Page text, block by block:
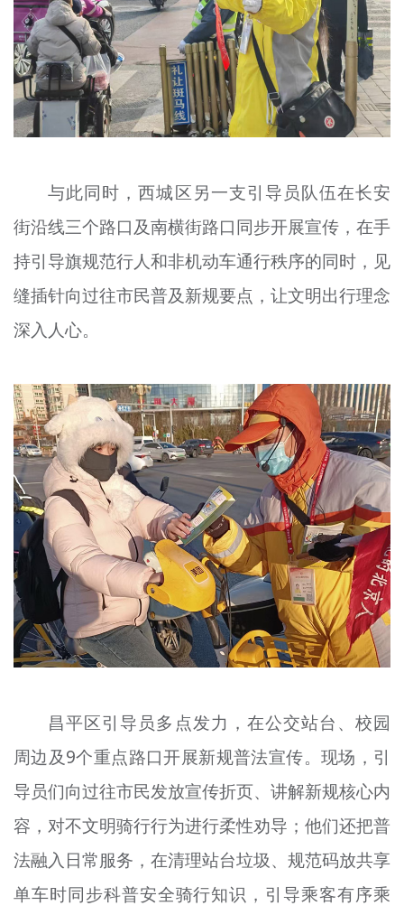
与此同时，西城区另一支引导员队伍在长安
街沿线三个路口及南横街路口同步开展宣传，在手
持引导旗规范行人和非机动车通行秩序的同时，见
缝插针向过往市民普及新规要点，让文明出行理念
深入人心。
昌平区引导员多点发力，在公交站台、校园
周边及9个重点路口开展新规普法宣传。现场，引
导员们向过往市民发放宣传折页、讲解新规核心内
容，对不文明骑行行为进行柔性劝导；他们还把普
法融入日常服务，在清理站台垃圾、规范码放共享
单车时同步科普安全骑行知识，引导乘客有序乘